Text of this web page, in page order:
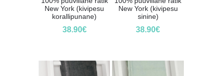
New York (kivipesu
korallipunane)
38.90€
New York (kivipesu
sinine)
38.90€